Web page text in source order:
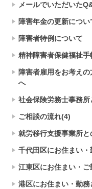
メールでいただいた
障害年金の更新につい
障害者特例について
精神障害者保健福祉
障害者雇用をお考え
へ
社会保険労務士事務所
ご相談の流れ(4)
就労移行支援事業所と
千代田区にお住まい
江東区にお住まい・
港区にお住まい・勤